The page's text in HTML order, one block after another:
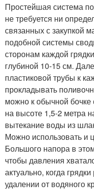
Простейшая система
не требуется ни
связанных с закупкой
подобной системы
сторонам каждой
глубиной 10-15 см.
пластиковой трубы к
прокладывать
можно к обычной бочке
на высоте 1,5-2 метра
вытекание воды из
Можно использовать и
Большого напора в
чтобы давления
актуально, когда
удалении от водяного